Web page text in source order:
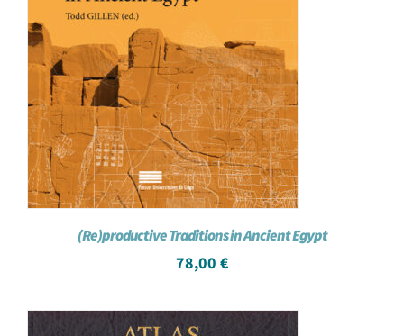
(Re)productive Traditions in Ancient Egypt
78,00 €